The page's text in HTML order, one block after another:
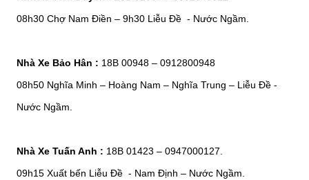
08h30 Chợ Nam Điền – 9h30 Liễu Đề - Nước Ngầm.
Nhà Xe Bảo Hân : 18B 00948 – 0912800948
08h50 Nghĩa Minh – Hoàng Nam – Nghĩa Trung – Liễu Đề -
Nước Ngầm.
Nhà Xe Tuấn Anh : 18B 01423 – 0947000127.
09h15 Xuất bến Liễu Đề - Nam Định – Nước Ngầm.